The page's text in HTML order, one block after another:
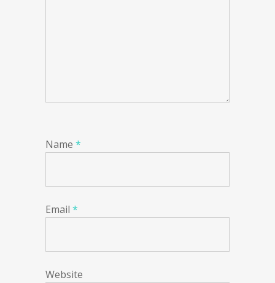
Name *
Email *
Website